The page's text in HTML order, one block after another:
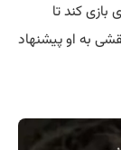
کند تا
به او پیشنهاد